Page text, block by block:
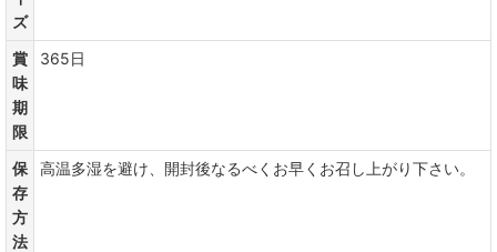
ズ
賞
味
期
限
365日
保
存
方
法
高温多湿を避け、開封後なるべくお早くお召し上がり下さい。